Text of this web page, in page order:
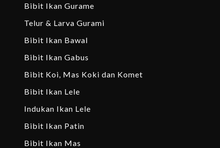
Bibit Ikan Gurame
Telur & Larva Gurami
Bibit Ikan Bawal
Bibit Ikan Gabus
Bibit Koi, Mas Koki dan Komet
Bibit Ikan Lele
Indukan Ikan Lele
Bibit Ikan Patin
Bibit Ikan Mas